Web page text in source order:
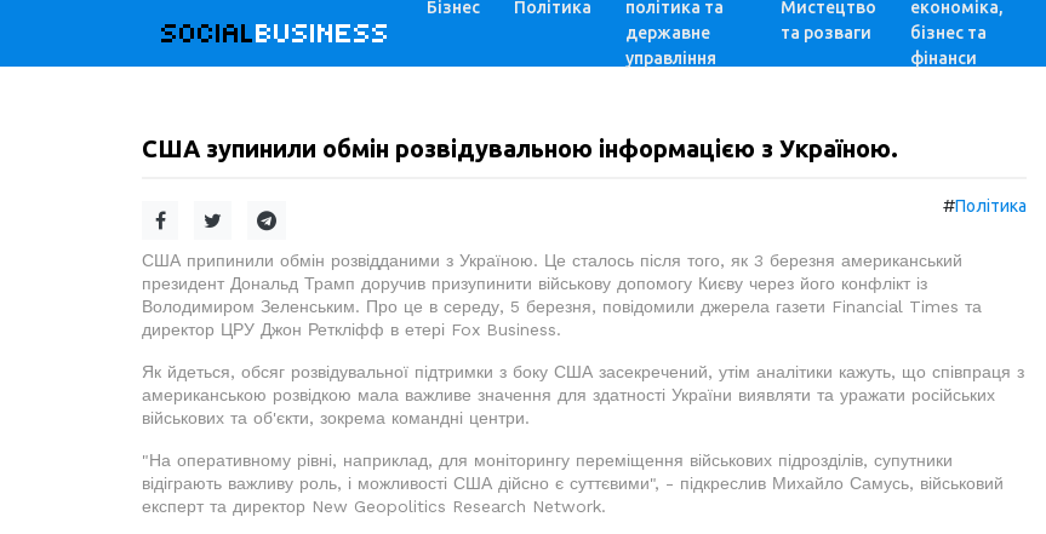
SOCIALBUSINESS
Бізнес Політика
політика та
державне
управління
Мистецтво
та розваги
економіка,
бізнес та
фінанси
США зупинили обмін розвідувальною інформацією з Україною.
#Політика
США припинили обмін розвідданими з Україною. Це сталось після того, як 3 березня американський
президент Дональд Трамп доручив призупинити військову допомогу Києву через його конфлікт із
Володимиром Зеленським. Про це в середу, 5 березня, повідомили джерела газети Financial Times та
директор ЦРУ Джон Реткліфф в етері Fox Business.
Як йдеться, обсяг розвідувальної підтримки з боку США засекречений, утім аналітики кажуть, що співпраця з
американською розвідкою мала важливе значення для здатності України виявляти та уражати російських
військових та об'єкти, зокрема командні центри.
"На оперативному рівні, наприклад, для моніторингу переміщення військових підрозділів, супутники
відіграють важливу роль, і можливості США дійсно є суттєвими", - підкреслив Михайло Самусь, військовий
експерт та директор New Geopolitics Research Network.